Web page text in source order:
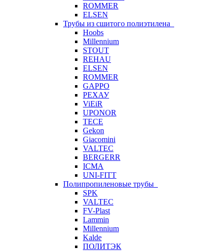
ROMMER
ELSEN
Трубы из сшитого полиэтилена
Hoobs
Millennium
STOUT
REHAU
ELSEN
ROMMER
GAPPO
РЕХАУ
ViEiR
UPONOR
TECE
Gekon
Giacomini
VALTEC
BERGERR
ICMA
UNI-FITT
Полипропиленовые трубы
SPK
VALTEC
FV-Plast
Lammin
Millennium
Kalde
ПОЛИТЭК